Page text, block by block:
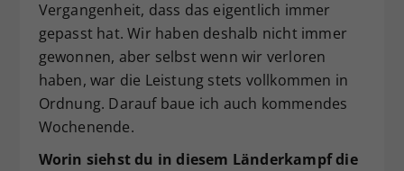
Vergangenheit, dass das eigentlich immer
gepasst hat. Wir haben deshalb nicht immer
gewonnen, aber selbst wenn wir verloren
haben, war die Leistung stets vollkommen in
Ordnung. Darauf baue ich auch kommendes
Wochenende.
Worin siehst du in diesem Länderkampf die